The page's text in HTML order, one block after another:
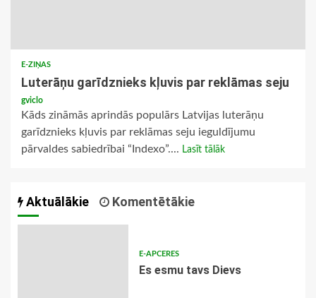
E-ZIŅAS
Luterāņu garīdznieks kļuvis par reklāmas seju
gviclo
Kāds zināmās aprindās populārs Latvijas luterāņu
garīdznieks kļuvis par reklāmas seju ieguldījumu
pārvaldes sabiedrībai “Indexo”.... Lasīt tālāk
Aktuālākie Komentētākie
E-APCERES
Es esmu tavs Dievs